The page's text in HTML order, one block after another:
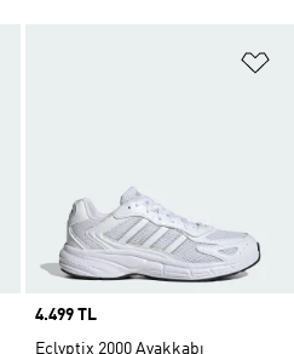
Price
4.499 TL
Eclyptix 2000 Ayakkabı